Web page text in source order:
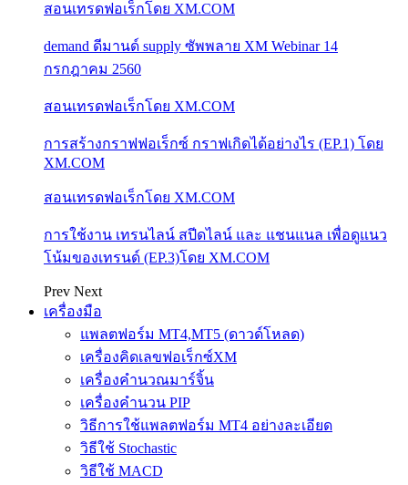
สอนเทรดฟอเร็กโดย XM.COM
demand ดีมานด์ supply ซัพพลาย XM Webinar 14
กรกฎาคม 2560
สอนเทรดฟอเร็กโดย XM.COM
การสร้างกราฟฟอเร็กซ์ กราฟเกิดได้อย่างไร (EP.1) โดย
XM.COM
สอนเทรดฟอเร็กโดย XM.COM
การใช้งาน เทรนไลน์ สปีดไลน์ และ แชนแนล เพื่อดูแนว
โน้มของเทรนด์ (EP.3)โดย XM.COM
Prev Next
เครื่องมือ
แพลตฟอร์ม MT4,MT5 (ดาวด์โหลด)
เครื่องคิดเลขฟอเร็กซ์XM
เครื่องคำนวณมาร์จิ้น
เครื่องคำนวน PIP
วิธีการใช้แพลตฟอร์ม MT4 อย่างละเอียด
วิธีใช้ Stochastic
วิธีใช้ MACD